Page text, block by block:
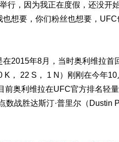
行，因为我正在度假，还没开
想要，你们粉丝也想要，
2015年8月，当时奥利维拉首
K， 22 S， 1 N）刚刚在今年
前奥利维拉在UFC官方排名轻
数战胜达斯汀·普里尔（Dustin